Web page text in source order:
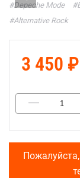
#Depeche Mode
#Alternative Rock
3 450 ₽